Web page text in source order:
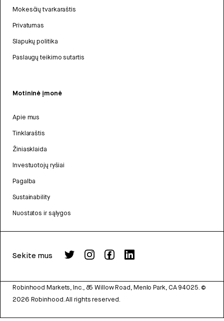
Mokesčių tvarkaraštis
Privatumas
Slapukų politika
Paslaugų teikimo sutartis
Motininė įmonė
Apie mus
Tinklaraštis
Žiniasklaida
Investuotojų ryšiai
Pagalba
Sustainability
Nuostatos ir sąlygos
Sekite mus
Robinhood Markets, Inc., 85 Willow Road, Menlo Park, CA 94025. ©
2026 Robinhood. All rights reserved.